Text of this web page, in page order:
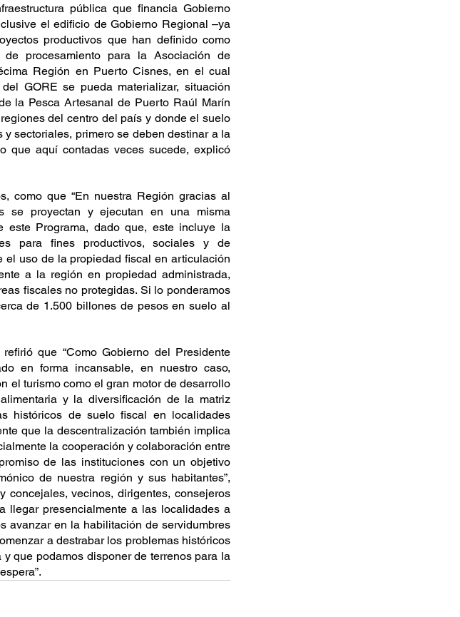
pública que financia Gobierno
el edificio de Gobierno Regional –ya
productivos que han definido como
procesamiento para la Asociación de
Región en Puerto Cisnes, en el cual
GORE se pueda materializar, situación
la Pesca Artesanal de Puerto Raúl Marín
del centro del país y donde el suelo
sectoriales, primero se deben destinar a la
que aquí contadas veces sucede, explicó
como que “En nuestra Región gracias al
se proyectan y ejecutan en una misma
este Programa, dado que, este incluye la
para fines productivos, sociales y de
el uso de la propiedad fiscal en articulación
a la región en propiedad administrada,
fiscales no protegidas. Si lo ponderamos
de 1.500 billones de pesos en suelo al
que “Como Gobierno del Presidente
en forma incansable, en nuestro caso,
el turismo como el gran motor de desarrollo
y la diversificación de la matriz
históricos de suelo fiscal en localidades
que la descentralización también implica
la cooperación y colaboración entre
de las instituciones con un objetivo
de nuestra región y sus habitantes”,
concejales, vecinos, dirigentes, consejeros
llegar presencialmente a las localidades a
avanzar en la habilitación de servidumbres
a destrabar los problemas históricos
que podamos disponer de terrenos para la